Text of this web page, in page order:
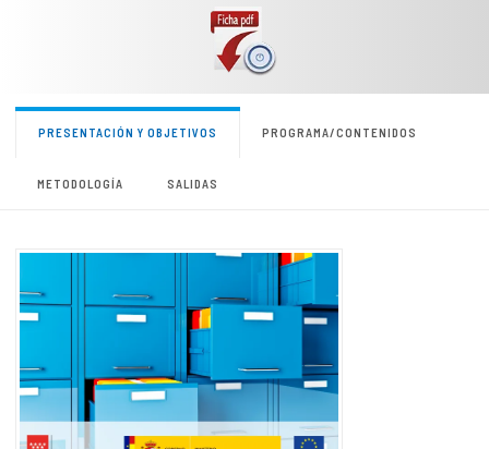
PRESENTACIÓN Y OBJETIVOS PROGRAMA/CONTENIDOS
METODOLOGÍA SALIDAS